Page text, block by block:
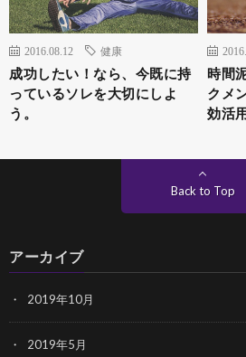
2016.08.12 健康
成功したい！なら、今既に持
っているソレを大切にしよ
う。
時間
クメ
効活
Back to Top
アーカイブ
2019年10月
2019年5月